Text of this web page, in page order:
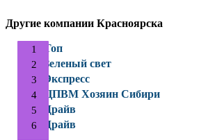
Другие компании Красноярска
Топ
Зеленый свет
Экспресс
ЦПВМ Хозяин Сибири
Драйв
Драйв